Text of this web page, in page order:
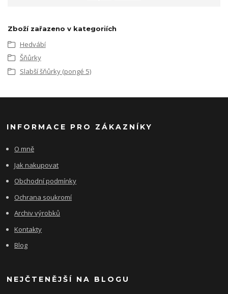
Zboží zařazeno v kategoriích
Hedvábí
Šňůrky
Slabší šňůrky (pongé 5)
INFORMACE PRO ZÁKAZNÍKY
O mně
Jak nakupovat
Obchodní podmínky
Ochrana soukromí
Archiv výrobků
Kontakty
Blog
NEJČTENĚJŠÍ NA BLOGU